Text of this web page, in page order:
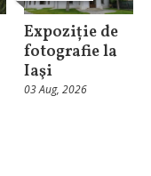
Expoziție de
fotografie la
Iaşi
03 Aug, 2026